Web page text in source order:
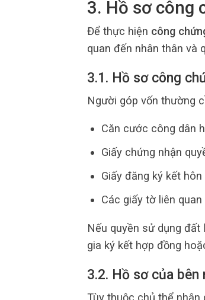
3. Hồ sơ công
Để thực hiện công
quan đến nhân thân và
3.1. Hồ sơ công
Người góp vốn thường
Căn cước công dân
Giấy chứng nhận
Giấy đăng ký kết
Các giấy tờ liên
Nếu quyền sử dụng
gia ký kết hợp đồng
3.2. Hồ sơ của bên
Tùy thuộc chủ thể